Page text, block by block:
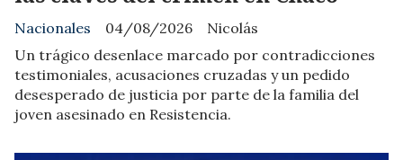
Nicolás
Nacionales
04/08/2026
Un trágico desenlace marcado por contradicciones
testimoniales, acusaciones cruzadas y un pedido
desesperado de justicia por parte de la familia del
joven asesinado en Resistencia.